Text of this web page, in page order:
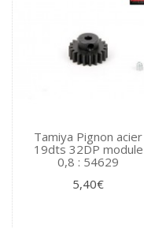
Tamiya Pignon acier
19dts 32DP module
0,8 : 54629
5,40€